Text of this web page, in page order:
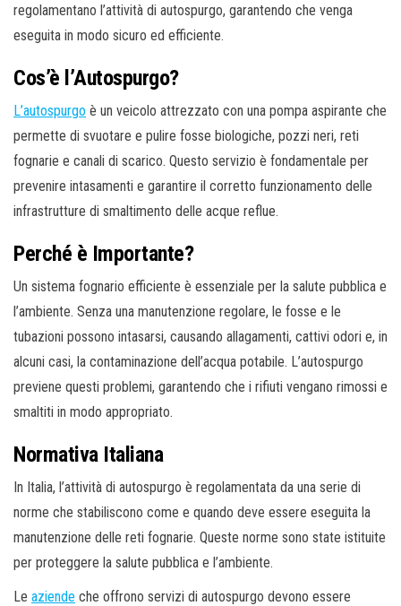
regolamentano l’attività di autospurgo, garantendo che venga
eseguita in modo sicuro ed efficiente.
Cos’è l’Autospurgo?
L’autospurgo è un veicolo attrezzato con una pompa aspirante che
permette di svuotare e pulire fosse biologiche, pozzi neri, reti
fognarie e canali di scarico. Questo servizio è fondamentale per
prevenire intasamenti e garantire il corretto funzionamento delle
infrastrutture di smaltimento delle acque reflue.
Perché è Importante?
Un sistema fognario efficiente è essenziale per la salute pubblica e
l’ambiente. Senza una manutenzione regolare, le fosse e le
tubazioni possono intasarsi, causando allagamenti, cattivi odori e, in
alcuni casi, la contaminazione dell’acqua potabile. L’autospurgo
previene questi problemi, garantendo che i rifiuti vengano rimossi e
smaltiti in modo appropriato.
Normativa Italiana
In Italia, l’attività di autospurgo è regolamentata da una serie di
norme che stabiliscono come e quando deve essere eseguita la
manutenzione delle reti fognarie. Queste norme sono state istituite
per proteggere la salute pubblica e l’ambiente.
Le aziende che offrono servizi di autospurgo devono essere